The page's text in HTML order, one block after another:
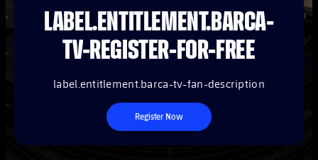
plusicon
label.aria.plus
バルサアカデミー
plusicon
label.aria.plus
10年毎
plusicon
label.aria.plus
結果
plusicon
label.aria.plus
スケジュール
チケット
LABEL.ARIA.PLUS
LABEL.ENTITLEMENT.BARCA-
TV-REGISTER-FOR-FREE
label.entitlement.barca-tv-fan-description
Register Now